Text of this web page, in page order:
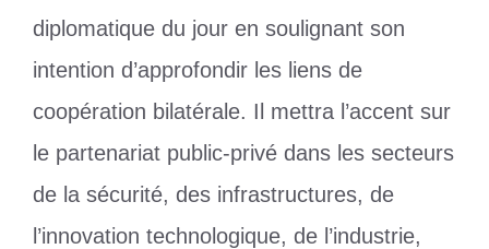
diplomatique du jour en soulignant son
intention d’approfondir les liens de
coopération bilatérale. Il mettra l’accent sur
le partenariat public-privé dans les secteurs
de la sécurité, des infrastructures, de
l’innovation technologique, de l’industrie,